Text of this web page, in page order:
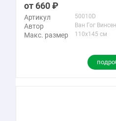
660
Артикул 50010D
Автор Ван Гог
Макс. размер 110x145 см